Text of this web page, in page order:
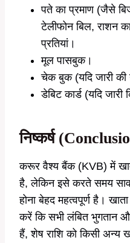
पते का प्रमाण (जैसे
टेलीफोन बिल, राशन
प्रतियां।
मूल पासबुक।
चेक बुक (यदि जारी की
डेबिट कार्ड (यदि जारी
निष्कर्ष
करूर वैश्य बैंक (KVB) में
है, लेकिन इसे करते समय
होना बेहद महत्वपूर्ण है।
करें कि सभी लंबित भुगतान
हैं, शेष राशि को किसी अन्य